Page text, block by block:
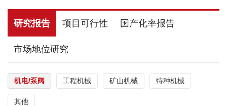
研究报告 项目可行性 国产化率报告
市场地位研究
机电/泵阀 工程机械 矿山机械 特种机械
其他